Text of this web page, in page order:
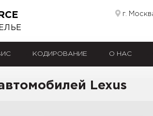
г.
КОДИРОВАНИЕ О НАС
Lexus